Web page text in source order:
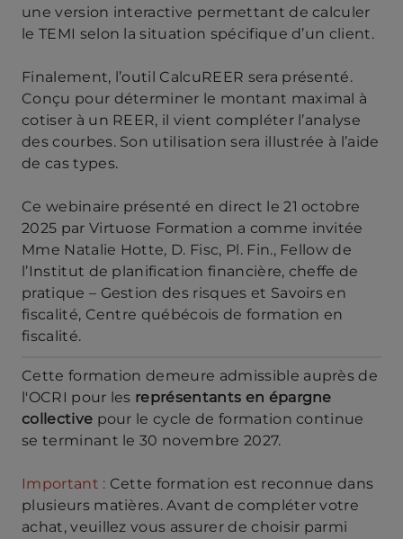
une version interactive permettant de calculer
le TEMI selon la situation spécifique d’un client.
Finalement, l’outil CalcuREER sera présenté.
Conçu pour déterminer le montant maximal à
cotiser à un REER, il vient compléter l’analyse
des courbes. Son utilisation sera illustrée à l’aide
de cas types.
Ce webinaire présenté en direct le 21 octobre
2025 par Virtuose Formation a comme invitée
Mme Natalie Hotte, D. Fisc, Pl. Fin., Fellow de
l’Institut de planification financière, cheffe de
pratique – Gestion des risques et Savoirs en
fiscalité, Centre québécois de formation en
fiscalité.
Cette formation demeure admissible auprès de
l'OCRI pour les représentants en épargne
collective pour le cycle de formation continue
se terminant le 30 novembre 2027.
Important : Cette formation est reconnue dans
plusieurs matières. Avant de compléter votre
achat, veuillez vous assurer de choisir parmi